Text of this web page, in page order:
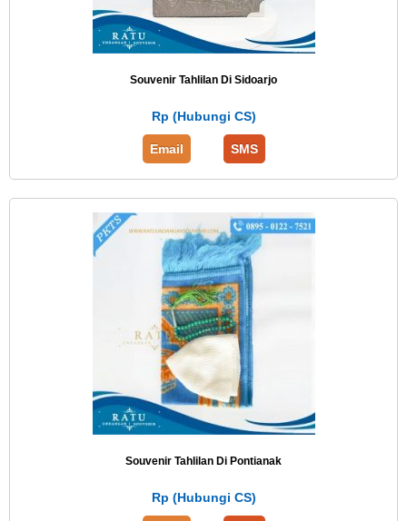
Souvenir Tahlilan Di Sidoarjo
Rp (Hubungi CS)
Email SMS
Souvenir Tahlilan Di Pontianak
Rp (Hubungi CS)